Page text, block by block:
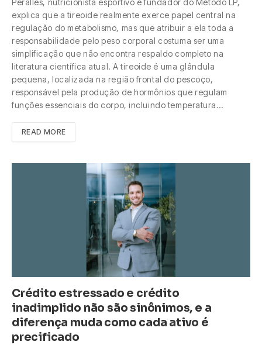
explica que a tireoide realmente exerce papel central na
regulação do metabolismo, mas que atribuir a ela toda a
responsabilidade pelo peso corporal costuma ser uma
simplificação que não encontra respaldo completo na
literatura científica atual. A tireoide é uma glândula
pequena, localizada na região frontal do pescoço,
responsável pela produção de hormônios que regulam
funções essenciais do corpo, incluindo temperatura…
READ MORE
Crédito estressado e crédito
inadimplido não são sinônimos, e a
diferença muda como cada ativo é
precificado